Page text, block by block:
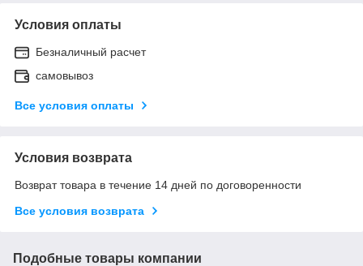
Условия оплаты
Безналичный расчет
самовывоз
Все условия оплаты
Условия возврата
Возврат товара в течение 14 дней по договоренности
Все условия возврата
Подобные товары компании